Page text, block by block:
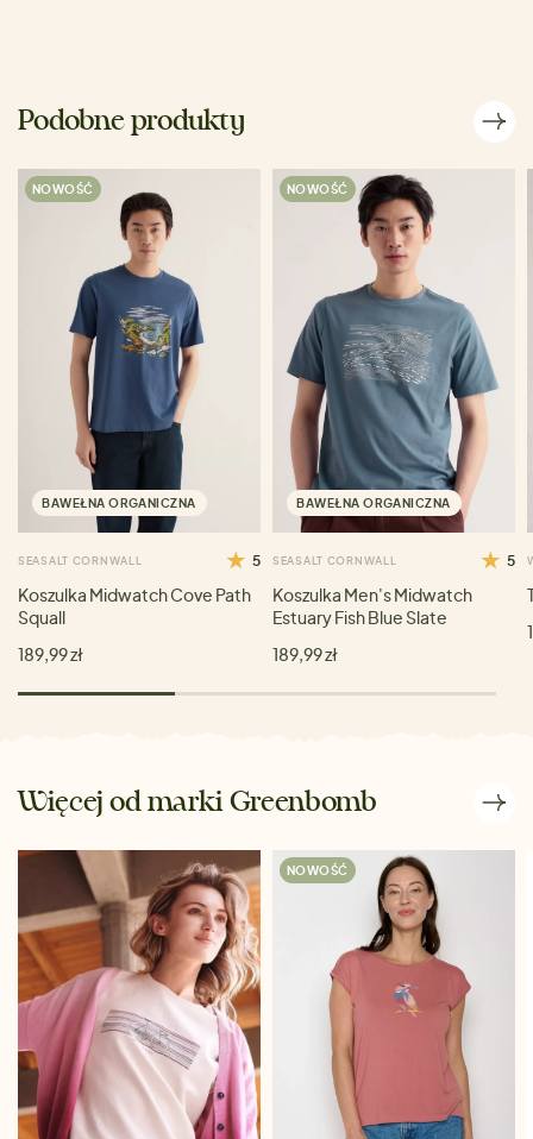
Podobne produkty
NOWOŚĆ
BAWEŁNA ORGANICZNA
SEASALT CORNWALL 5
Koszulka Midwatch Cove Path
Squall
189,99 zł
NOWOŚĆ
BAWEŁNA ORGANICZNA
SEASALT CORNWALL 5
Koszulka Men's Midwatch
Estuary Fish Blue Slate
189,99 zł
Więcej od marki Greenbomb
NOWOŚĆ